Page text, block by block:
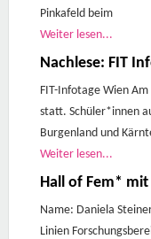
Pinkafeld beim
Weiter lesen...
Nachlese: FIT
FIT-Infotage Wien
statt. Schüler*innen
Burgenland und
Weiter lesen...
Hall of Fem*
Name: Daniela
Linien